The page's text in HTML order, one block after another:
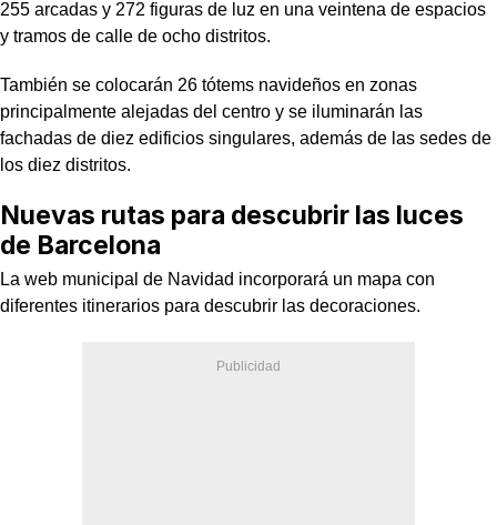
255 arcadas y 272 figuras de luz en una veintena de espacios
y tramos de calle de ocho distritos.
También se colocarán 26 tótems navideños en zonas
principalmente alejadas del centro y se iluminarán las
fachadas de diez edificios singulares, además de las sedes de
los diez distritos.
Nuevas rutas para descubrir las luces
de Barcelona
La web municipal de Navidad incorporará un mapa con
diferentes itinerarios para descubrir las decoraciones.